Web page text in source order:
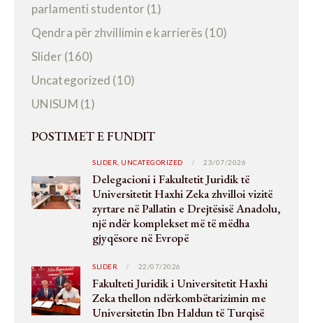
parlamenti studentor (1)
Qendra për zhvillimin e karrierës (10)
Slider (160)
Uncategorized (10)
UNISUM (1)
POSTIMET E FUNDIT
SLIDER, UNCATEGORIZED 23/07/2026
Delegacioni i Fakultetit Juridik të
Universitetit Haxhi Zeka zhvilloi vizitë
zyrtare në Pallatin e Drejtësisë Anadolu,
një ndër komplekset më të mëdha
gjyqësore në Evropë
SLIDER 22/07/2026
Fakulteti Juridik i Universitetit Haxhi
Zeka thellon ndërkombëtarizimin me
Universitetin Ibn Haldun të Turqisë